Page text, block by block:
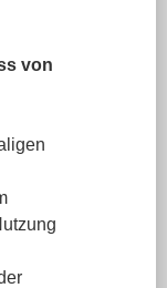
von